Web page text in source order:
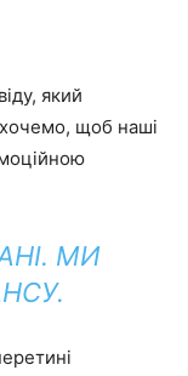
який
щоб наші
МИ